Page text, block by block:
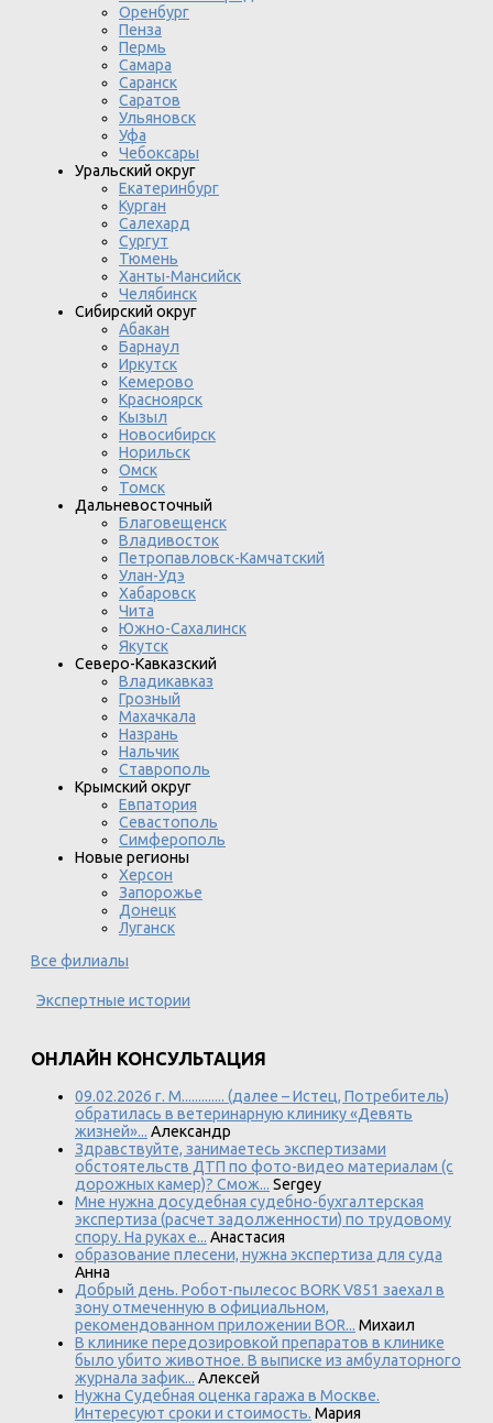
Оренбург
Пенза
Пермь
Самара
Саранск
Саратов
Ульяновск
Уфа
Чебоксары
Уральский округ
Екатеринбург
Курган
Салехард
Сургут
Тюмень
Ханты-Мансийск
Челябинск
Сибирский округ
Абакан
Барнаул
Иркутск
Кемерово
Красноярск
Кызыл
Новосибирск
Норильск
Омск
Томск
Дальневосточный
Благовещенск
Владивосток
Петропавловск-Камчатский
Улан-Удэ
Хабаровск
Чита
Южно-Сахалинск
Якутск
Северо-Кавказский
Владикавказ
Грозный
Махачкала
Назрань
Нальчик
Ставрополь
Крымский округ
Евпатория
Севастополь
Симферополь
Новые регионы
Херсон
Запорожье
Донецк
Луганск
Все филиалы
Экспертные истории
ОНЛАЙН КОНСУЛЬТАЦИЯ
09.02.2026 г. М............. (далее – Истец, Потребитель)
обратилась в ветеринарную клинику «Девять
жизней»... Александр
Здравствуйте, занимаетесь экспертизами
обстоятельств ДТП по фото-видео материалам (с
дорожных камер)? Смож... Sergey
Мне нужна досудебная судебно-бухгалтерская
экспертиза (расчет задолженности) по трудовому
спору. На руках е... Анастасия
образование плесени, нужна экспертиза для суда
Анна
Добрый день. Робот-пылесос BORK V851 заехал в
зону отмеченную в официальном,
рекомендованном приложении BOR... Михаил
В клинике передозировкой препаратов в клинике
было убито животное. В выписке из амбулаторного
журнала зафик... Алексей
Нужна Судебная оценка гаража в Москве.
Интересуют сроки и стоимость. Мария